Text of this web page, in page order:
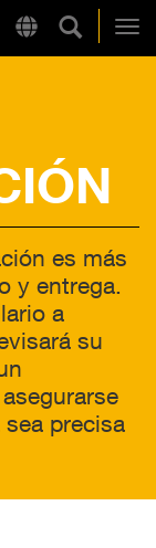
RegionHarrington
es más
y entrega.
a
su
precisa